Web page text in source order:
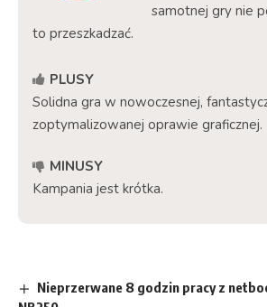
samotnej gry nie
to przeszkadzać.
PLUSY
Solidna gra w nowoczesnej,
zoptymalizowanej oprawie graficznej.
MINUSY
Kampania jest krótka.
Nieprzerwane 8 godzin pracy z